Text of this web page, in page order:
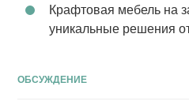
Крафтовая мебель на
уникальные решения
ОБСУЖДЕНИЕ